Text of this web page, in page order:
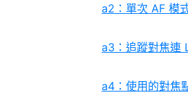
a2：單次 AF 模
a3：追蹤對焦連
a4：使用的對焦